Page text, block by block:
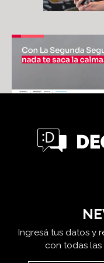
Ingresá tus datos y
con todas